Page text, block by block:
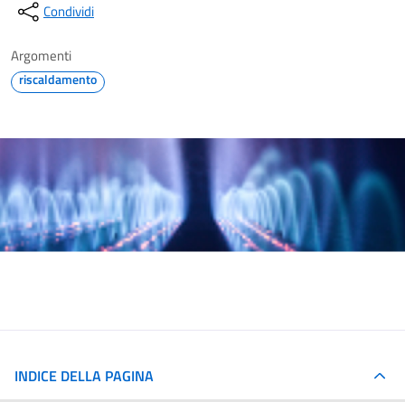
Condividi
Argomenti
riscaldamento
INDICE DELLA PAGINA